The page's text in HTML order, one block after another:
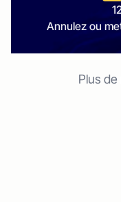
Annulez ou
Plus